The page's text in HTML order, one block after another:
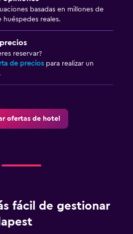
basadas en millones de
huéspedes reales.
reservar?
de precios para realizar un
ofertas de hotel
fácil de gestionar